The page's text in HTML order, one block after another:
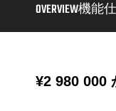
OVERVIEW機能
¥2 980 000